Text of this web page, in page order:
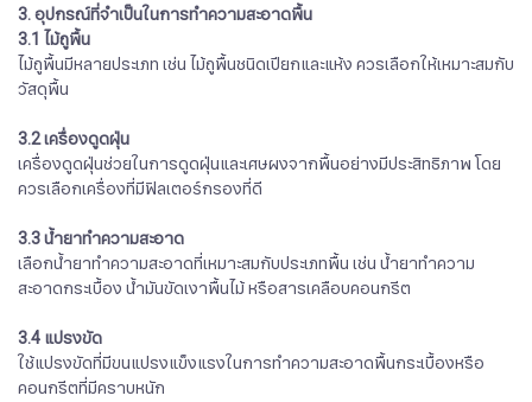
3. อุปกรณ์ที่จำเป็นในการทำความสะอาดพื้น
3.1 ไม้ถูพื้น
ไม้ถูพื้นมีหลายประเภท เช่น ไม้ถูพื้นชนิดเปียกและแห้ง ควรเลือกให้เหมาะสมกับ
วัสดุพื้น
3.2 เครื่องดูดฝุ่น
เครื่องดูดฝุ่นช่วยในการดูดฝุ่นและเศษผงจากพื้นอย่างมีประสิทธิภาพ โดย
ควรเลือกเครื่องที่มีฟิลเตอร์กรองที่ดี
3.3 น้ำยาทำความสะอาด
เลือกน้ำยาทำความสะอาดที่เหมาะสมกับประเภทพื้น เช่น น้ำยาทำความ
สะอาดกระเบื้อง น้ำมันขัดเงาพื้นไม้ หรือสารเคลือบคอนกรีต
3.4 แปรงขัด
ใช้แปรงขัดที่มีขนแปรงแข็งแรงในการทำความสะอาดพื้นกระเบื้องหรือ
คอนกรีตที่มีคราบหนัก